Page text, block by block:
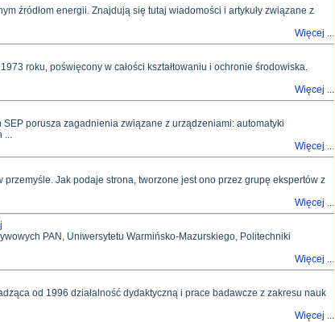
źródłom energii. Znajdują się tutaj wiadomości i artykuły związane z
Więcej ...
roku, poświęcony w całości kształtowaniu i ochronie środowiska.
Więcej ...
porusza zagadnienia związane z urządzeniami: automatyki
...
Więcej ...
Jak podaje strona, tworzone jest ono przez grupę ekspertów z
Więcej ...
PAN, Uniwersytetu Warmińsko-Mazurskiego, Politechniki
Więcej ...
od 1996 działalność dydaktyczną i prace badawcze z zakresu nauk
Więcej ...